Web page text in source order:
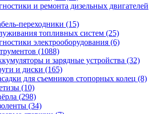
и ремонта дизельных двигателей
переходники (15)
топливных систем (25)
электрооборудования (6)
(1088)
и зарядные устройства (32)
и диски (165)
для съемников стопорных колец (8)
(10)
(298)
(34)